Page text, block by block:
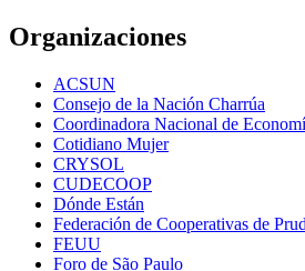
Organizaciones
ACSUN
Consejo de la Nación Charrúa
Coordinadora Nacional de
Cotidiano Mujer
CRYSOL
CUDECOOP
Dónde Están
Federación de Cooperativas de
FEUU
Foro de São Paulo